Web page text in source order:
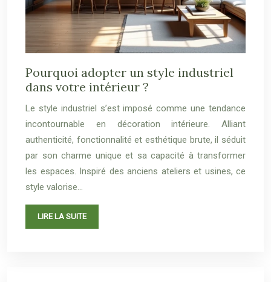
Pourquoi adopter un style industriel
dans votre intérieur ?
Le style industriel s’est imposé comme une tendance
incontournable en décoration intérieure. Alliant
authenticité, fonctionnalité et esthétique brute, il séduit
par son charme unique et sa capacité à transformer
les espaces. Inspiré des anciens ateliers et usines, ce
style valorise…
LIRE LA SUITE